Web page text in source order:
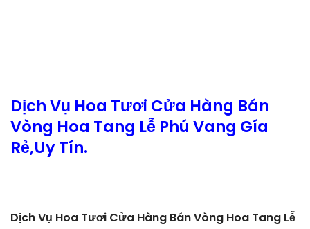
Dịch Vụ Hoa Tươi Cửa Hàng Bán
Vòng Hoa Tang Lễ Phú Vang Gía
Rẻ,Uy Tín.
Dịch Vụ Hoa Tươi Cửa Hàng Bán Vòng Hoa Tang Lễ